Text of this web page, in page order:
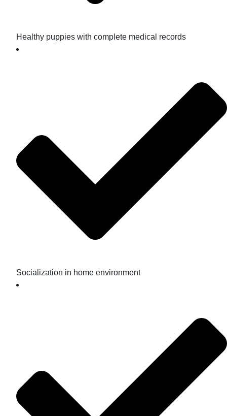
Healthy puppies with complete medical records
Socialization in home environment